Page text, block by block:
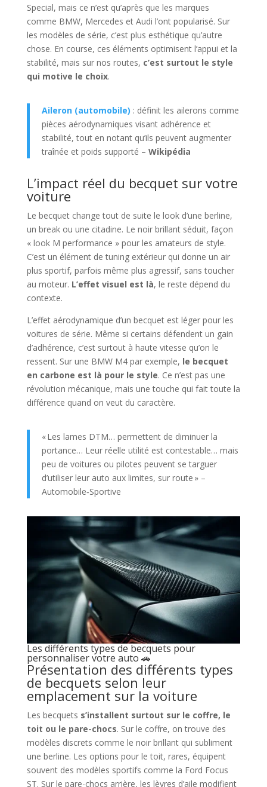
Special, mais ce n’est qu’après que les marques
comme BMW, Mercedes et Audi l’ont popularisé. Sur
les modèles de série, c’est plus esthétique qu’autre
chose. En course, ces éléments optimisent l’appui et la
stabilité, mais sur nos routes, c’est surtout le style
qui motive le choix.
Aileron (automobile) : définit les ailerons comme
pièces aérodynamiques visant adhérence et
stabilité, tout en notant qu’ils peuvent augmenter
traînée et poids supporté – Wikipédia
L’impact réel du becquet sur votre
voiture
Le becquet change tout de suite le look d’une berline,
un break ou une citadine. Le noir brillant séduit, façon
« look M performance » pour les amateurs de style.
C’est un élément de tuning extérieur qui donne un air
plus sportif, parfois même plus agressif, sans toucher
au moteur. L’effet visuel est là, le reste dépend du
contexte.
L’effet aérodynamique d’un becquet est léger pour les
voitures de série. Même si certains défendent un gain
d’adhérence, c’est surtout à haute vitesse qu’on le
ressent. Sur une BMW M4 par exemple, le becquet
en carbone est là pour le style. Ce n’est pas une
révolution mécanique, mais une touche qui fait toute la
différence quand on veut du caractère.
« Les lames DTM… permettent de diminuer la
portance… Leur réelle utilité est contestable… mais
peu de voitures ou pilotes peuvent se targuer
d’utiliser leur auto aux limites, sur route » –
Automobile‑Sportive
Les différents types de becquets pour
personnaliser votre auto 🚗
Présentation des différents types
de becquets selon leur
emplacement sur la voiture
Les becquets s’installent surtout sur le coffre, le
toit ou le pare-chocs. Sur le coffre, on trouve des
modèles discrets comme le noir brillant qui subliment
une berline. Les options pour le toit, rares, équipent
souvent des modèles sportifs comme la Ford Focus
ST. Sur le pare-chocs arrière, les lèvres d’aile modifient